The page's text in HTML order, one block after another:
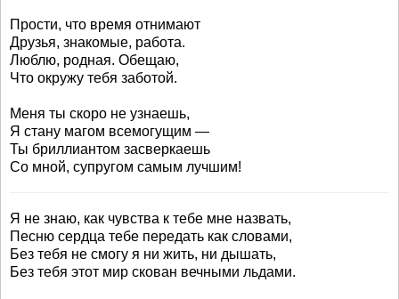
Прости, что время отнимают
Друзья, знакомые, работа.
Люблю, родная. Обещаю,
Что окружу тебя заботой.
Меня ты скоро не узнаешь,
Я стану магом всемогущим —
Ты бриллиантом засверкаешь
Со мной, супругом самым лучшим!
Я не знаю, как чувства к тебе мне назвать,
Песню сердца тебе передать как словами,
Без тебя не смогу я ни жить, ни дышать,
Без тебя этот мир скован вечными льдами.